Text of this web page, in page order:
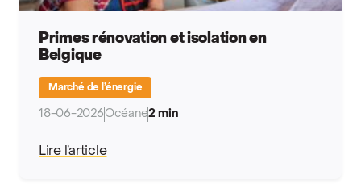
Primes rénovation et isolation en
Belgique
Marché de l’énergie
18-06-2026Océane2 min
Lire l’article